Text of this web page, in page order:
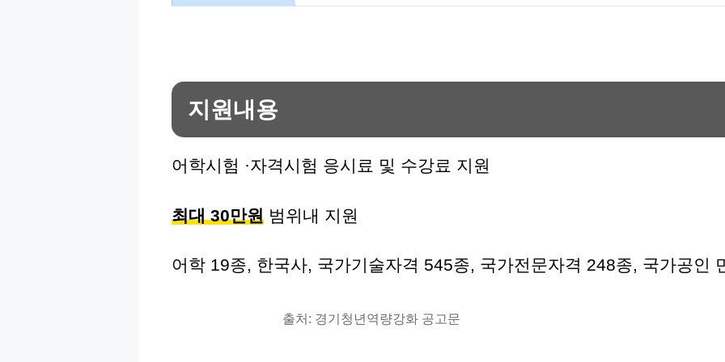
지원내용
어학시험 ·자격시험 응시료 및 수강료 지원
최대 30만원 범위내 지원
어학 19종, 한국사, 국가기술자격 545종, 국가전문자격 248종, 국가공인
출처: 경기청년역량강화 공고문